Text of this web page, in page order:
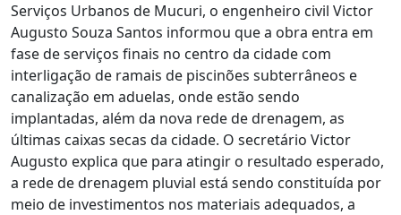
Serviços Urbanos de Mucuri, o engenheiro civil Victor
Augusto Souza Santos informou que a obra entra em
fase de serviços finais no centro da cidade com
interligação de ramais de piscinões subterrâneos e
canalização em aduelas, onde estão sendo
implantadas, além da nova rede de drenagem, as
últimas caixas secas da cidade. O secretário Victor
Augusto explica que para atingir o resultado esperado,
a rede de drenagem pluvial está sendo constituída por
meio de investimentos nos materiais adequados, a